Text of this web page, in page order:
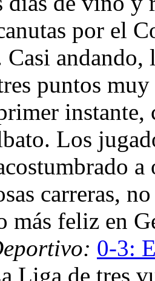
por el
Casi
puntos
Los
a
carreras,
más feliz en
0-3:
Liga de tres